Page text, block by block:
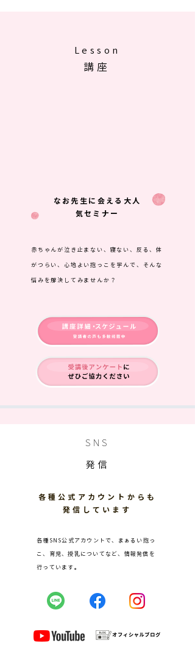
Lesson
​講座
なお先生に会える大人
気セミナー
赤ちゃんが泣き止まない、寝ない、反る、体
がつらい、心地よい抱っこを学んで、そんな
悩みを解決してみませんか？
SNS
​発信​
各種公式アカウントからも
発信しています
各種SNS公式アカウントで、まぁるい抱っ
こ、育児、授乳についてなど、情報発信を
行っています。